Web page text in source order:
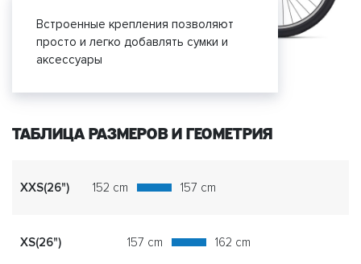
Встроенные крепления позволяют
просто и легко добавлять сумки и
аксессуары
ТАБЛИЦА РАЗМЕРОВ И ГЕОМЕТРИЯ
XXS(26") 152 cm 157 cm
XS(26") 157 cm 162 cm